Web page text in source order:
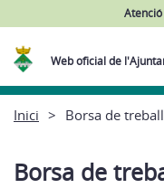
Web oficial de
Inici Borsa de treball
Borsa de